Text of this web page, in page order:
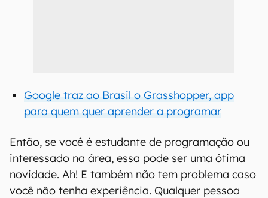
Google traz ao Brasil o Grasshopper, app
para quem quer aprender a programar
Então, se você é estudante de programação ou
interessado na área, essa pode ser uma ótima
novidade. Ah! E também não tem problema caso
você não tenha experiência. Qualquer pessoa